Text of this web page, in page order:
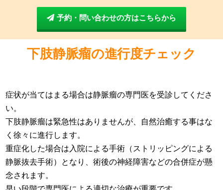
予約・問い合わせの方はこちらから
下肢静脈瘤の進行度チェック
症状が当てはまる場合は静脈瘤の専門医を受診してくださ
い。
下肢静脈瘤は緊急性はありませんが、自然治癒する事はな
く徐々に進行します。
重症化した場合は入院による手術（ストリッピングによる
静脈抜去手術）となり、術後の神経障害などの合併症が懸
念されます。